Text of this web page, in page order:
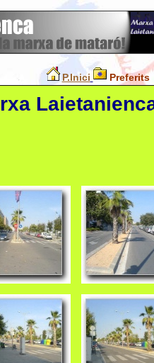
P.Inici Preferits